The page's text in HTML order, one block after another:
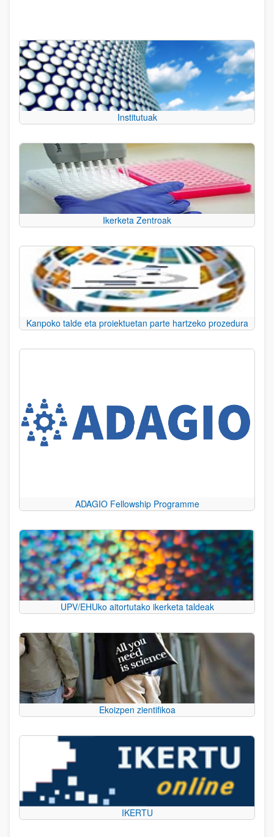
Institutuak
Ikerketa Zentroak
Kanpoko talde eta proiektuetan parte hartzeko prozedura
ADAGIO Fellowship Programme
UPV/EHUko aitortutako ikerketa taldeak
Ekoizpen zientifikoa
IKERTU